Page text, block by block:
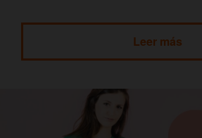
Leer más